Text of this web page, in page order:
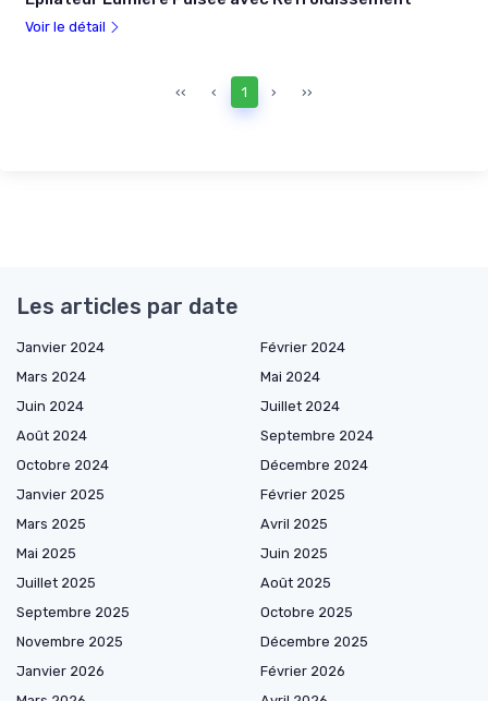
Voir le détail
‹‹ ‹ 1 › ››
Les articles par date
Janvier 2024
Février 2024
Mars 2024
Mai 2024
Juin 2024
Juillet 2024
Août 2024
Septembre 2024
Octobre 2024
Décembre 2024
Janvier 2025
Février 2025
Mars 2025
Avril 2025
Mai 2025
Juin 2025
Juillet 2025
Août 2025
Septembre 2025
Octobre 2025
Novembre 2025
Décembre 2025
Janvier 2026
Février 2026